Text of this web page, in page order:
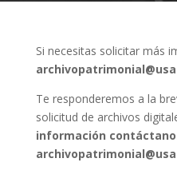
Si necesitas solicitar más
Te responderemos a la
solicitud de archivos
información